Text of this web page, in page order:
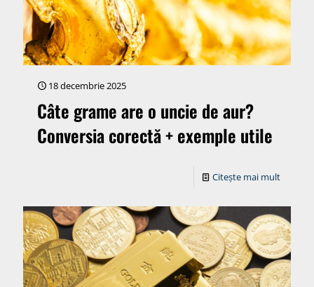
18 decembrie 2025
Câte grame are o uncie de aur?
Conversia corectă + exemple utile
Citește mai mult